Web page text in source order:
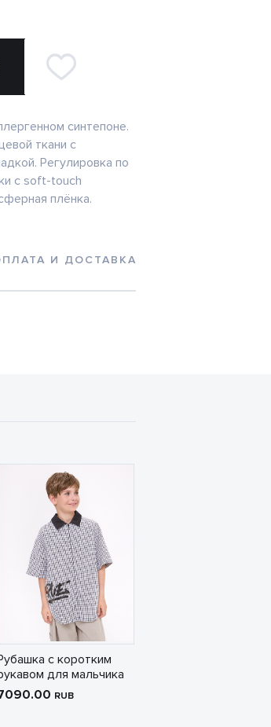
синтепоне.
ткани с
Регулировка по
с soft-touch
плёнка.
И ДОСТАВКА
с коротким
для мальчика
RUB